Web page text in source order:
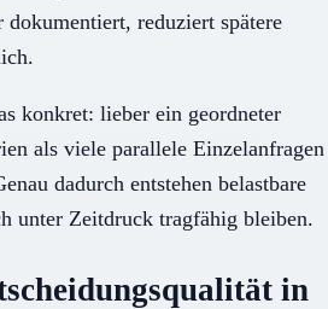
dokumentiert, reduziert spätere
konkret: lieber ein geordneter
als viele parallele Einzelanfragen
dadurch entstehen belastbare
unter Zeitdruck tragfähig bleiben.
in